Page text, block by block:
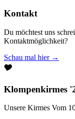
Kontakt
Du möchtest uns
Kontaktmöglichkeit?
Schau mal hier →
🎔
Klompenkirmes
Unsere Kirmes Vom